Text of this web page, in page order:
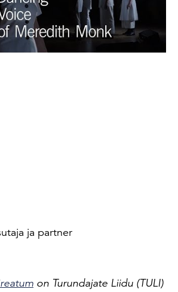
ja partner
on Turundajate Liidu (TULI)